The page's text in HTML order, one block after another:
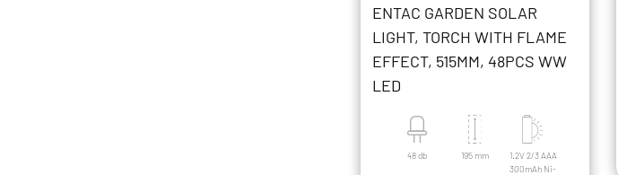
ENTAC GARDEN SOLAR
LIGHT, TORCH WITH FLAME
EFFECT, 515MM, 48PCS WW
LED
48 db 195 mm
1.2V 2/3 AAA
300mAh Ni-